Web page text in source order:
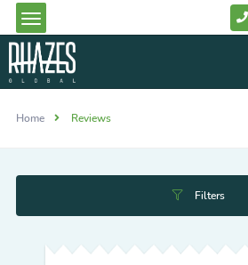
Home Reviews
Filters